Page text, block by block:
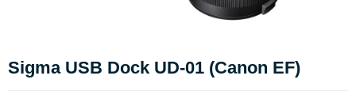
Sigma USB Dock UD-01 (Canon EF)